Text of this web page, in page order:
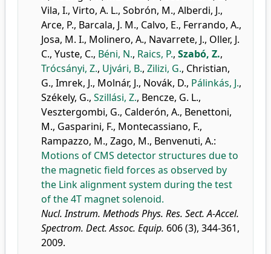
Vila, I., Virto, A. L., Sobrón, M., Alberdi, J.,
Arce, P., Barcala, J. M., Calvo, E., Ferrando, A.,
Josa, M. I., Molinero, A., Navarrete, J., Oller, J.
C., Yuste, C., Béni, N., Raics, P., Szabó, Z.,
Trócsányi, Z., Ujvári, B., Zilizi, G., Christian,
G., Imrek, J., Molnár, J., Novák, D., Pálinkás, J.,
Székely, G., Szillási, Z., Bencze, G. L.,
Vesztergombi, G., Calderón, A., Benettoni,
M., Gasparini, F., Montecassiano, F.,
Rampazzo, M., Zago, M., Benvenuti, A.:
Motions of CMS detector structures due to
the magnetic field forces as observed by
the Link alignment system during the test
of the 4T magnet solenoid.
Nucl. Instrum. Methods Phys. Res. Sect. A-Accel.
Spectrom. Dect. Assoc. Equip. 606 (3), 344-361,
2009.